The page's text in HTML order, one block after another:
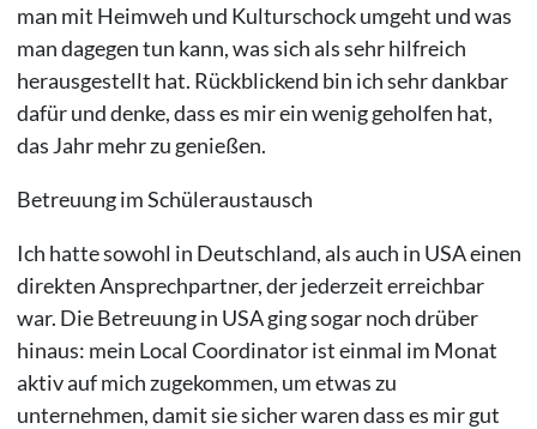
man mit Heimweh und Kulturschock umgeht und was
man dagegen tun kann, was sich als sehr hilfreich
herausgestellt hat. Rückblickend bin ich sehr dankbar
dafür und denke, dass es mir ein wenig geholfen hat,
das Jahr mehr zu genießen.
Betreuung im Schüleraustausch
Ich hatte sowohl in Deutschland, als auch in USA einen
direkten Ansprechpartner, der jederzeit erreichbar
war. Die Betreuung in USA ging sogar noch drüber
hinaus: mein Local Coordinator ist einmal im Monat
aktiv auf mich zugekommen, um etwas zu
unternehmen, damit sie sicher waren dass es mir gut